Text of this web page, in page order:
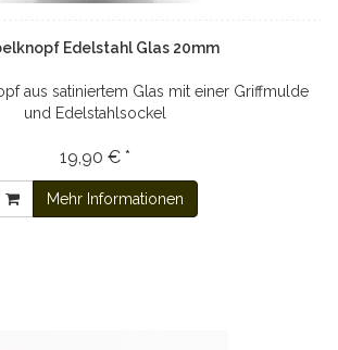
Edelstahl Glas 20mm
aus satiniertem Glas mit einer Griffmulde
und Edelstahlsockel
19,90 € *
Mehr Informationen